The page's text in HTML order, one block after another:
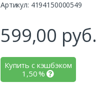
Артикул: 4194150000549
599,00 руб.
Купить с кэшбэком
1,50%